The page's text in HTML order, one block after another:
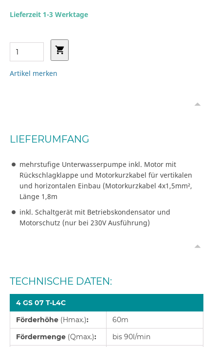
Lieferzeit 1-3 Werktage
Artikel merken
LIEFERUMFANG
mehrstufige Unterwasserpumpe inkl. Motor mit
Rückschlagklappe und Motorkurzkabel für vertikalen
und horizontalen Einbau (Motorkurzkabel 4x1,5mm²,
Länge 1,8m
inkl. Schaltgerät mit Betriebskondensator und
Motorschutz (nur bei 230V Ausführung)
TECHNISCHE DATEN:
4 GS 07 T-L4C
Förderhöhe (Hmax.):
60m
Fördermenge (Qmax.):
bis 90l/min